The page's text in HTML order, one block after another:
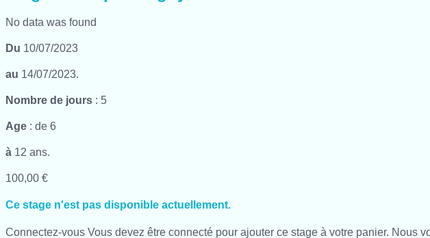
No data was found
Du 10/07/2023
au 14/07/2023.
Nombre de jours : 5
Age : de 6
à 12 ans.
100,00 €
Ce stage n'est pas disponible actuellement.
Connectez-vous Vous devez être connecté pour ajouter ce stage à votre panier. Nous